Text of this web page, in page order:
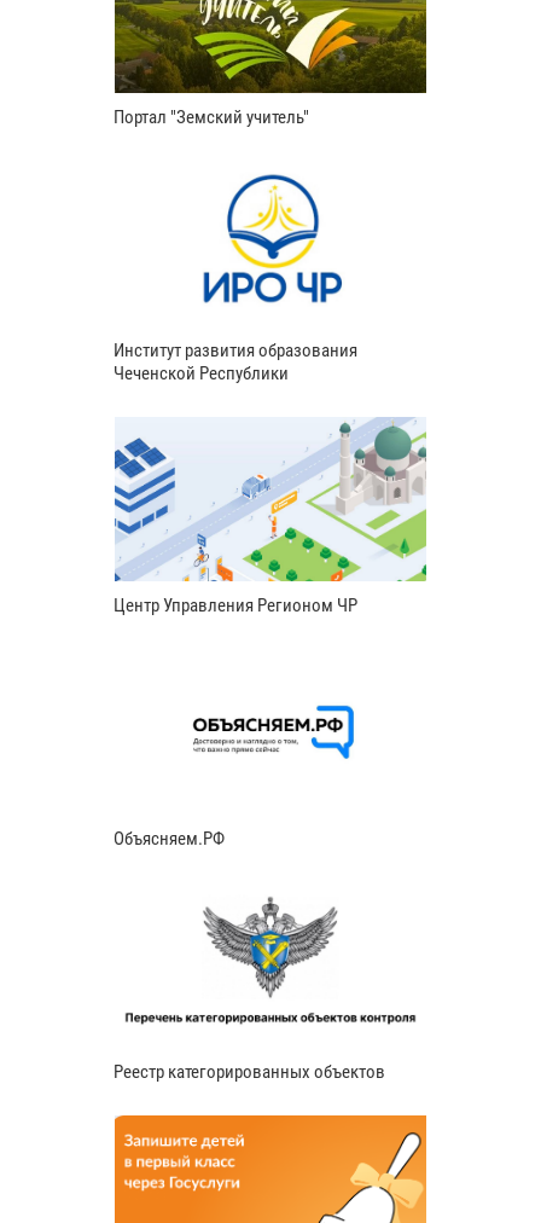
Портал "Земский учитель"
Институт развития образования
Чеченской Республики
Центр Управления Регионом ЧР
Объясняем.РФ
Реестр категорированных объектов